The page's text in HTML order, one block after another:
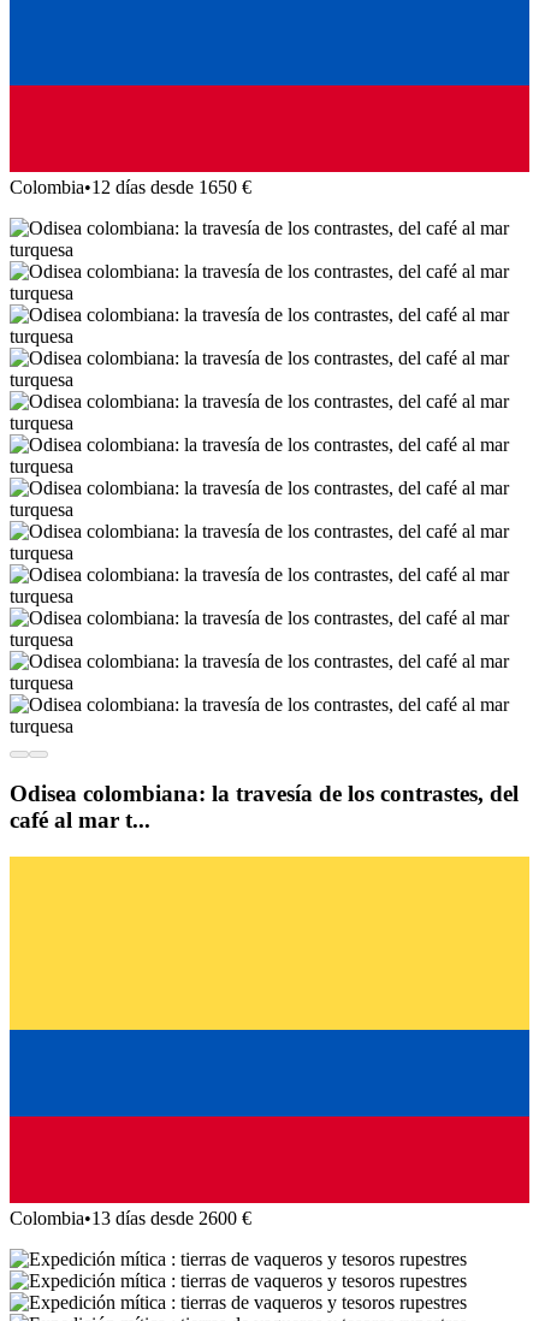
Colombia•12 días desde 1650 €
Odisea colombiana: la travesía de los contrastes, del
café al mar t...
Colombia•13 días desde 2600 €